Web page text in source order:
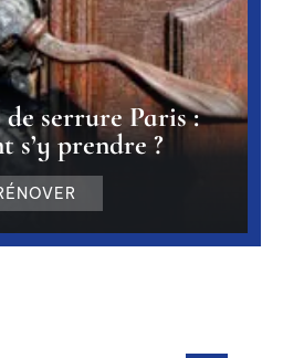
serrure Paris :
s’y prendre ?